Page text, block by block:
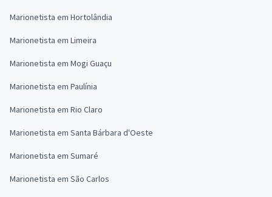
Marionetista em Hortolândia
Marionetista em Limeira
Marionetista em Mogi Guaçu
Marionetista em Paulínia
Marionetista em Rio Claro
Marionetista em Santa Bárbara d'Oeste
Marionetista em Sumaré
Marionetista em São Carlos